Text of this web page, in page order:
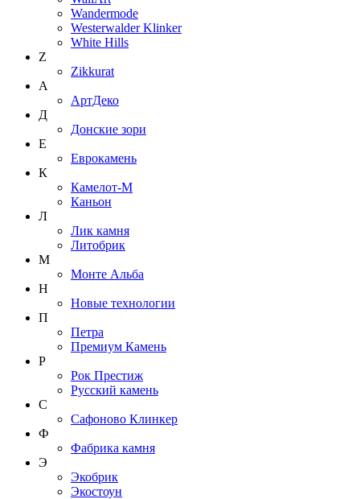
Wandermode
Westerwalder Klinker
White Hills
Z
Zikkurat
А
АртДеко
Д
Донские зори
Е
Еврокамень
К
Камелот-М
Каньон
Л
Лик камня
Литобрик
М
Монте Альба
Н
Новые технологии
П
Петра
Премиум Камень
Р
Рок Престиж
Русский камень
С
Сафоново Клинкер
Ф
Фабрика камня
Э
Экобрик
Экостоун